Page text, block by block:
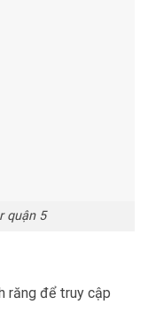
quận 5
răng để truy cập